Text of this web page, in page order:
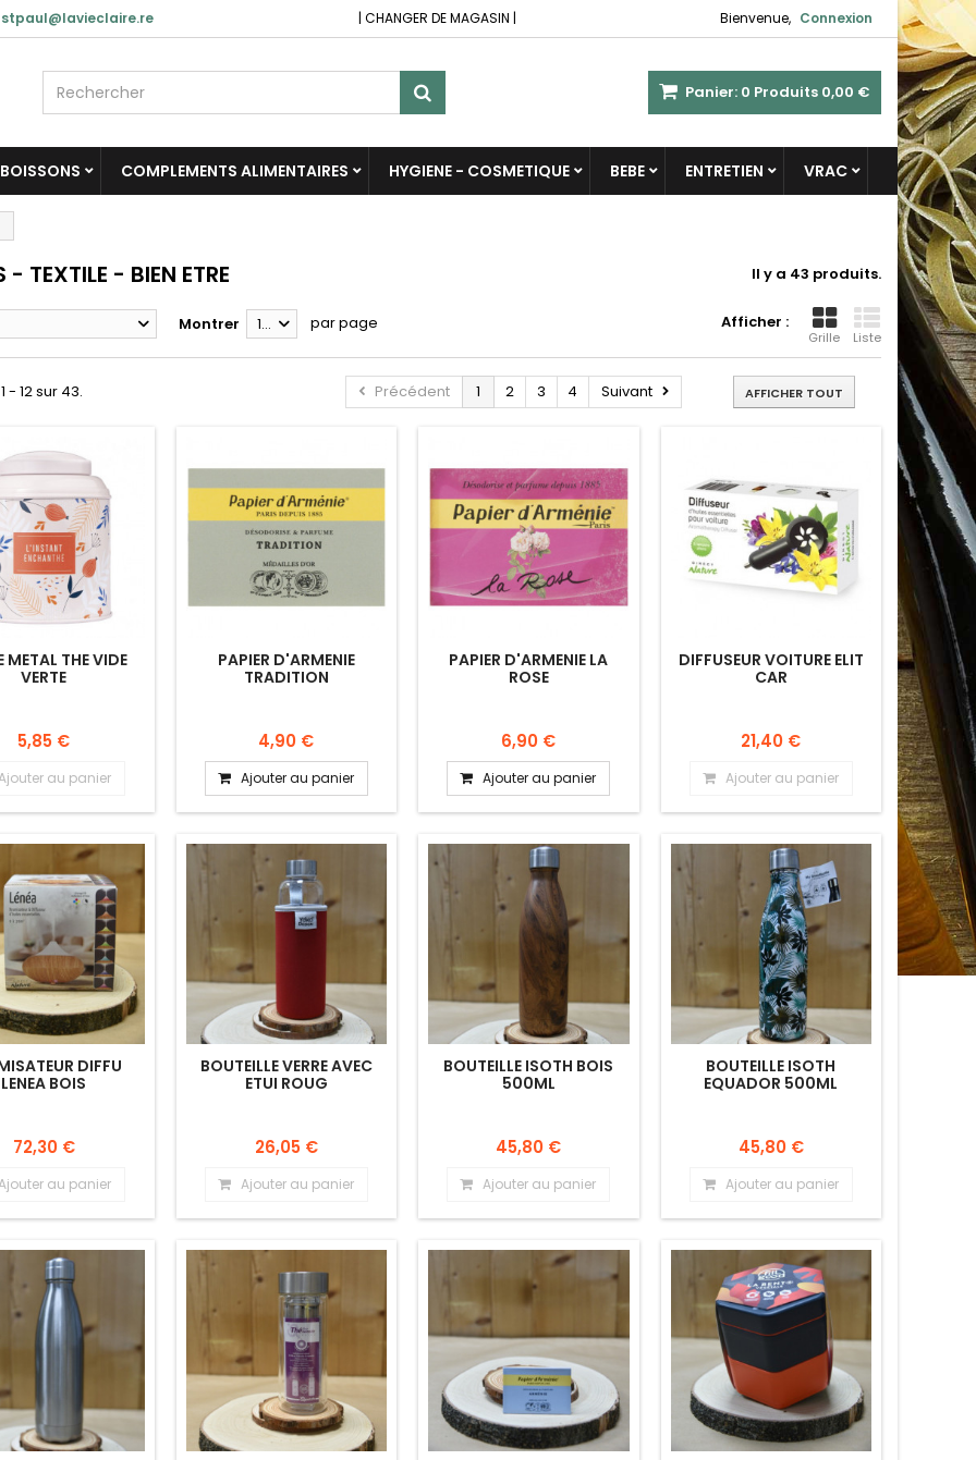
Bienvenue, Connexion
| CHANGER DE MAGASIN |
Panier: 0 Produits 0,00 €
BOISSONS COMPLEMENTS ALIMENTAIRES HYGIENE - COSMETIQUE BEBE ENTRETIEN VRAC
- TEXTILE - BIEN ETRE Il y a 43 produits.
Afficher :
Grille Liste
Montrer 12 par page
Précédent 1 2 3 4 Suivant AFFICHER TOUT
- 12 sur 43.
METAL THE VIDE
VERTE
5,85 €
au panier
PAPIER D'ARMENIE
TRADITION
4,90 €
Ajouter au panier
PAPIER D'ARMENIE LA
ROSE
6,90 €
Ajouter au panier
DIFFUSEUR VOITURE ELIT
CAR
21,40 €
Ajouter au panier
DIFFU
LENEA BOIS
72,30 €
au panier
BOUTEILLE VERRE AVEC
ETUI ROUG
26,05 €
Ajouter au panier
BOUTEILLE ISOTH BOIS
500ML
45,80 €
Ajouter au panier
BOUTEILLE ISOTH
EQUADOR 500ML
45,80 €
Ajouter au panier